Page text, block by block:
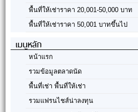
พื้นที่ให้เช่าราคา 20,001-50,000 บาท
พื้นที่ให้เช่าราคา 50,001 บาทขึ้นไป
เมนูหลัก
หน้าแรก
รวมข้อมูลตลาดนัด
พื้นที่เช่า พื้นที่ให้เช่า
รวมแฟรนไชส์น่าลงทุน